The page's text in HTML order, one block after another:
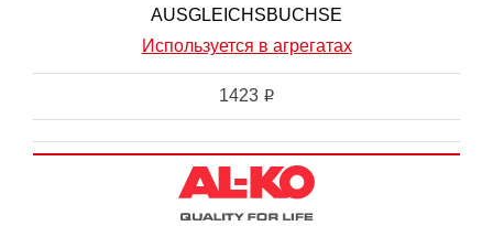
AUSGLEICHSBUCHSE
Используется в агрегатах
1423 i